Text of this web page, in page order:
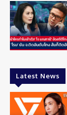
Latest News